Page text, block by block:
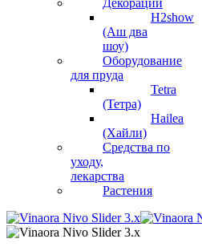
Декорации
H2show
(Аш два
шоу)
Оборудование
для пруда
Tetra
(Тетра)
Hailea
(Хайли)
Средства по
уходу,
лекарства
Растения